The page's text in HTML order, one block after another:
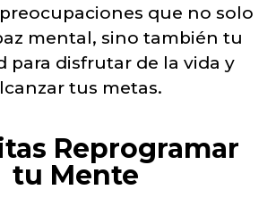
que no solo
mental, sino también tu
para disfrutar de la vida y
tus metas.
Reprogramar
tu Mente